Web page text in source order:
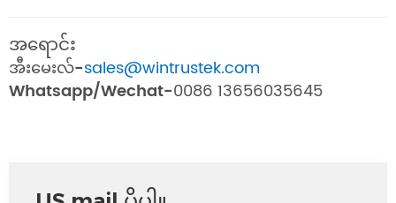
အရောင်း
အီးမေးလ်-sales@wintrustek.com
Whatsapp/Wechat-0086 13656035645